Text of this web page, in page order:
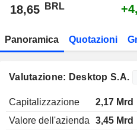
18,65 BRL
Panoramica Quotazioni
Valutazione: Desktop S.A.
Capitalizzazione 2,17 Mrd
Valore dell'azienda
3,45 Mrd